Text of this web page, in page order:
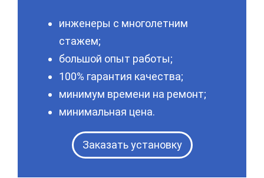
инженеры с многолетним
стажем;
большой опыт работы;
100% гарантия качества;
минимум времени на ремонт;
минимальная цена.
Заказать установку